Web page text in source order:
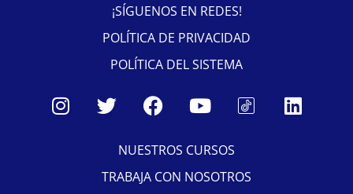
¡SÍGUENOS EN REDES!
POLÍTICA DE PRIVACIDAD
POLÍTICA DEL SISTEMA
NUESTROS CURSOS
TRABAJA CON NOSOTROS